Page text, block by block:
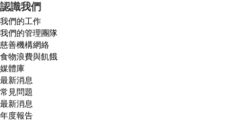
認識我們
我們的工作
我們的管理團隊
慈善機構網絡
食物浪費與飢餓
媒體庫
最新消息
常見問題
最新消息
年度報告